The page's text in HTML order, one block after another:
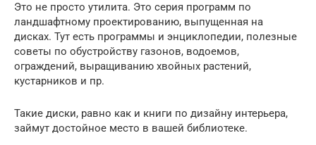
Это не просто утилита. Это серия программ по
ландшафтному проектированию, выпущенная на
дисках. Тут есть программы и энциклопедии, полезные
советы по обустройству газонов, водоемов,
ограждений, выращиванию хвойных растений,
кустарников и пр.
Такие диски, равно как и книги по дизайну интерьера,
займут достойное место в вашей библиотеке.